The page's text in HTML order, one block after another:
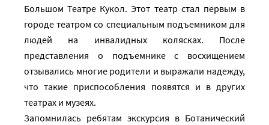
Большом Театре Кукол. Этот театр стал первым в
городе театром со специальным подъемником для
людей на инвалидных колясках. После
представления о подъемнике с восхищением
отзывались многие родители и выражали надежду,
что такие приспособления появятся и в других
театрах и музеях.
Запомнилась ребятам экскурсия в Ботанический